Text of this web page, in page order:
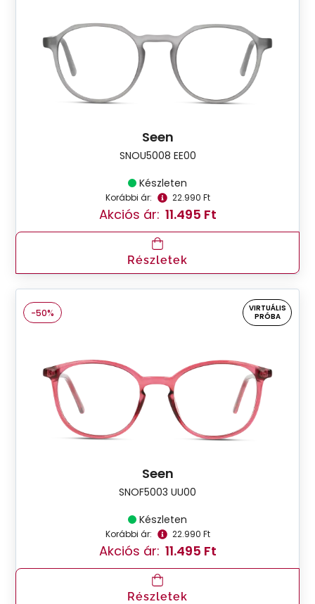
Seen
SNOU5008 EE00
Készleten
Korábbi ár: 22.990 Ft
Akciós ár: 11.495 Ft
Részletek
-50%
VIRTUÁLIS
PRÓBA
Seen
SNOF5003 UU00
Készleten
Korábbi ár: 22.990 Ft
Akciós ár: 11.495 Ft
Részletek